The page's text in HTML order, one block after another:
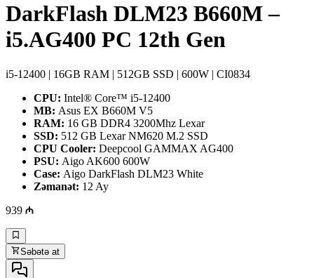
DarkFlash DLM23 B660M –
i5.AG400 PC 12th Gen
i5-12400 | 16GB RAM | 512GB SSD | 600W | CI0834
CPU: Intel® Core™ i5-12400
MB: Asus EX B660M V5
RAM: 16 GB DDR4 3200Mhz Lexar
SSD: 512 GB Lexar NM620 M.2 SSD
CPU Cooler: Deepcool GAMMAX AG400
PSU: Aigo AK600 600W
Case: Aigo DarkFlash DLM23 White
Zəmanət: 12 Ay
939
Səbətə at